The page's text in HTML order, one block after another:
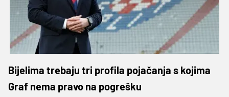
Bijelima trebaju tri profila pojačanja s kojima
Graf nema pravo na pogrešku